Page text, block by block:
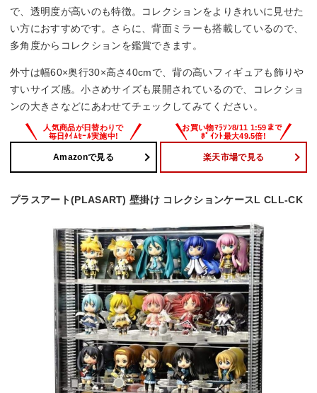
で、透明度が高いのも特徴。コレクションをよりきれいに見せた
い方におすすめです。さらに、背面ミラーも搭載しているので、
多角度からコレクションを鑑賞できます。
外寸は幅60×奥行30×高さ40cmで、背の高いフィギュアも飾りや
すいサイズ感。小さめサイズも展開されているので、コレクショ
ンの大きさなどにあわせてチェックしてみてください。
Amazonで見る 楽天市場で見る
プラスアート(PLASART) 壁掛け コレクションケースL CLL-CK